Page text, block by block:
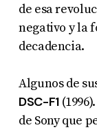
de esa
negativo y la
decadencia.
Algunos de
DSC-F1
de Sony que